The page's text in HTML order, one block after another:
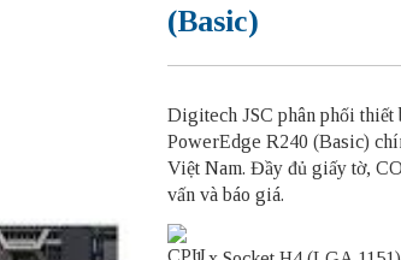
(Basic)
Digitech JSC phân phối thiết
PowerEdge R240 (Basic)
Việt Nam. Đầy đủ giấy tờ,
vấn và báo giá.